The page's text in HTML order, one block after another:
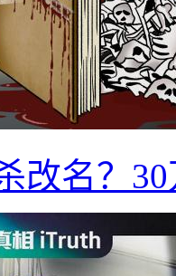
改名？